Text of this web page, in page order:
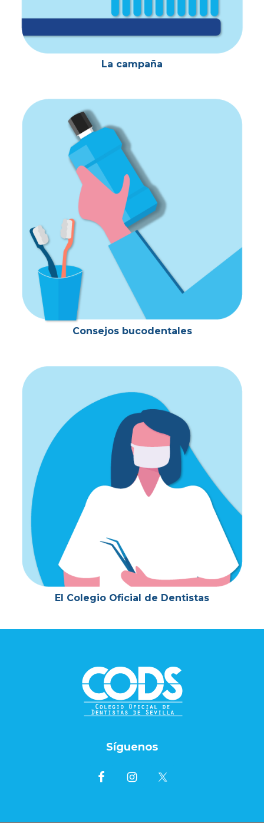
La campaña
Consejos bucodentales
El Colegio Oficial de Dentistas
Síguenos